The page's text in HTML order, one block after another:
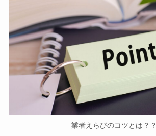
業者えらびのコツとは？？